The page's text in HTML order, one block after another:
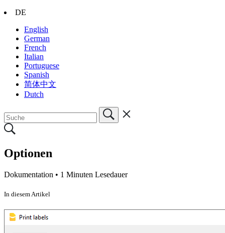
DE
English
German
French
Italian
Portuguese
Spanish
简体中文
Dutch
Optionen
Dokumentation • 1 Minuten Lesedauer
In diesem Artikel